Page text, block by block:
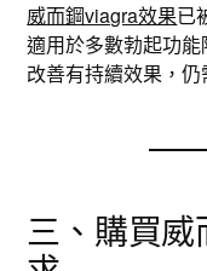
威而鋼viagra效果已
適用於多數勃起功
改善有持續效果，
三、購買